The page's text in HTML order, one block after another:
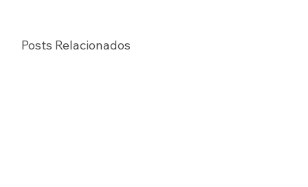
Posts Relacionados